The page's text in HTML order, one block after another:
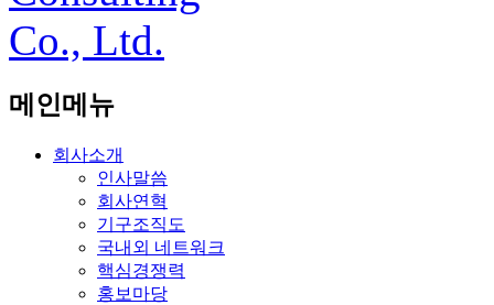
메인메뉴
회사소개
인사말씀
회사연혁
기구조직도
국내외 네트워크
핵심경쟁력
홍보마당